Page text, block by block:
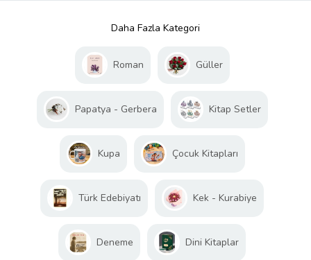
Daha Fazla Kategori
Roman Güller
Papatya - Gerbera Kitap Setler
Kupa Çocuk Kitapları
Türk Edebiyatı Kek - Kurabiye
Deneme Dini Kitaplar